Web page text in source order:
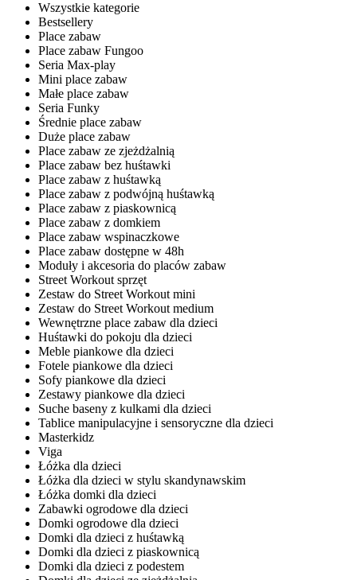
Wszystkie kategorie
Bestsellery
Place zabaw
Place zabaw Fungoo
Seria Max-play
Mini place zabaw
Małe place zabaw
Seria Funky
Średnie place zabaw
Duże place zabaw
Place zabaw ze zjeżdżalnią
Place zabaw bez huśtawki
Place zabaw z huśtawką
Place zabaw z podwójną huśtawką
Place zabaw z piaskownicą
Place zabaw z domkiem
Place zabaw wspinaczkowe
Place zabaw dostępne w 48h
Moduły i akcesoria do placów zabaw
Street Workout sprzęt
Zestaw do Street Workout mini
Zestaw do Street Workout medium
Wewnętrzne place zabaw dla dzieci
Huśtawki do pokoju dla dzieci
Meble piankowe dla dzieci
Fotele piankowe dla dzieci
Sofy piankowe dla dzieci
Zestawy piankowe dla dzieci
Suche baseny z kulkami dla dzieci
Tablice manipulacyjne i sensoryczne dla dzieci
Masterkidz
Viga
Łóżka dla dzieci
Łóżka dla dzieci w stylu skandynawskim
Łóżka domki dla dzieci
Zabawki ogrodowe dla dzieci
Domki ogrodowe dla dzieci
Domki dla dzieci z huśtawką
Domki dla dzieci z piaskownicą
Domki dla dzieci z podestem